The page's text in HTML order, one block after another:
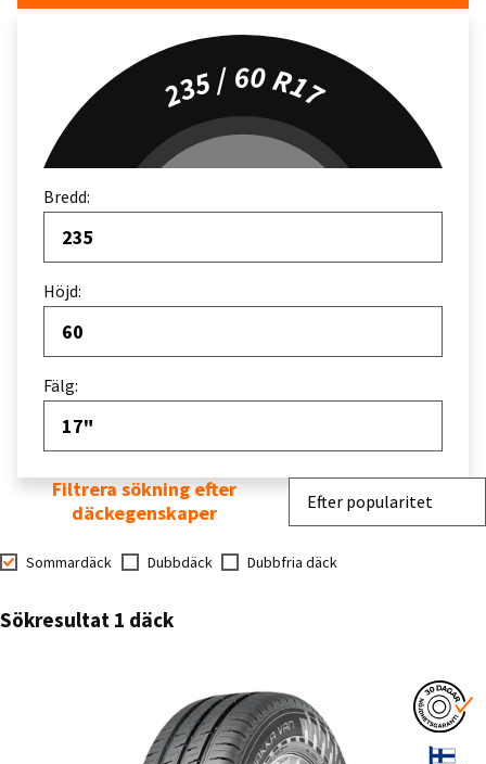
235 / 60 R17
Bredd:
235
Höjd:
60
Fälg:
17"
Sommardäck Dubbdäck Dubbfria däck
Sortera efter
Efter popularitet
Sökresultat 1 däck
Filtrera sökning efter
däckegenskaper